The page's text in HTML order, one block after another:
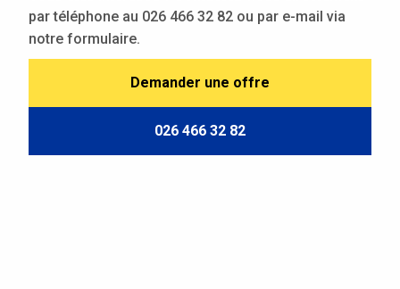
par téléphone au 026 466 32 82 ou par e-mail via
notre formulaire.
Demander une offre
026 466 32 82